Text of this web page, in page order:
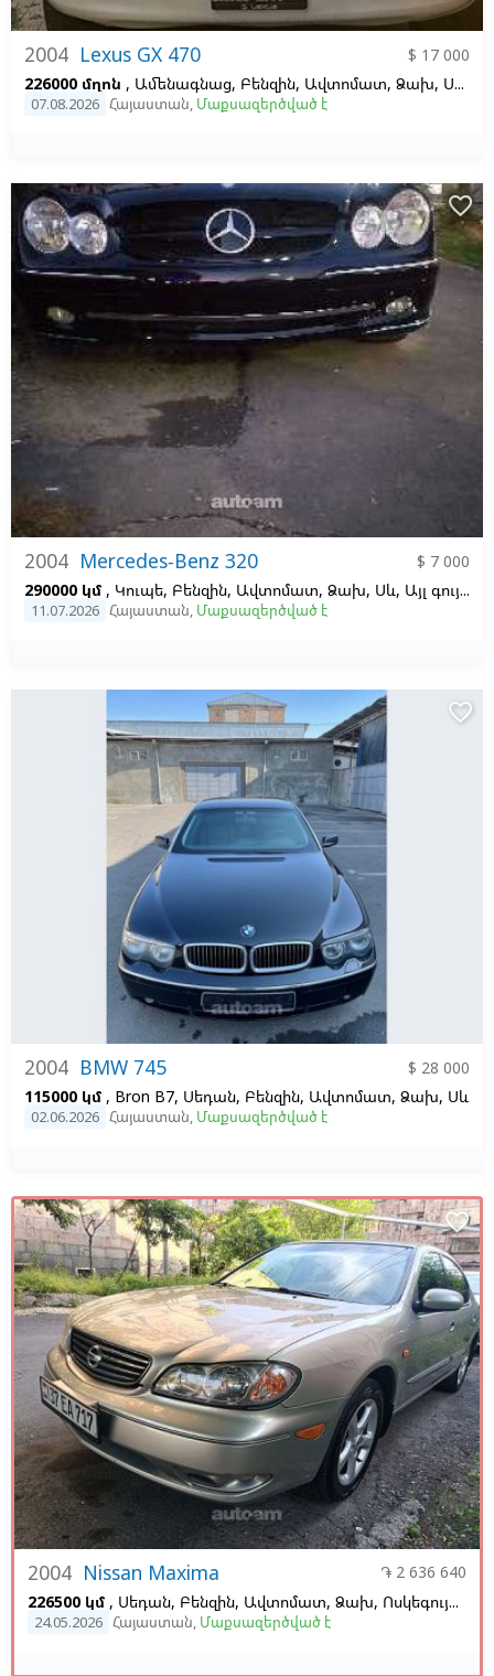
2004 Lexus GX 470
$ 17 000
226000 մղոն , Ամենագնաց, Բենզին, Ավտոմատ, Ձախ, Սպիտակ,
07.08.2026 Հայաստան, Մաքսազերծված է
2004 Mercedes-Benz 320
$ 7 000
290000 կմ , Կուպե, Բենզին, Ավտոմատ, Ձախ, Սև, Այլ գույն, 3.2
11.07.2026 Հայաստան, Մաքսազերծված է
favorite_border
2004 BMW 745
$ 28 000
115000 կմ , Bron B7, Սեդան, Բենզին, Ավտոմատ, Ձախ, Սև
02.06.2026 Հայաստան, Մաքսազերծված է
favorite_border
2004 Nissan Maxima
֏ 2 636 640
226500 կմ , Սեդան, Բենզին, Ավտոմատ, Ձախ, Ոսկեգույն,
24.05.2026 Հայաստան, Մաքսազերծված է
favorite_border